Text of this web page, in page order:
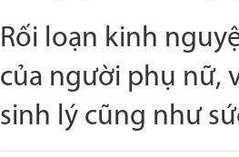
Rối loạn kinh
của người phụ nữ,
sinh lý cũng như